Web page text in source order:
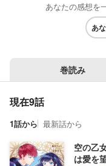
あなたの感想を
あ
巻読み
現在9話
1話から 最新話から
空の乙
は愛を